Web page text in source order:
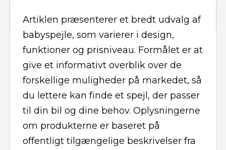
Artiklen præsenterer et bredt udvalg af
babyspejle, som varierer i design,
funktioner og prisniveau. Formålet er at
give et informativt overblik over de
forskellige muligheder på markedet, så
du lettere kan finde et spejl, der passer
til din bil og dine behov. Oplysningerne
om produkterne er baseret på
offentligt tilgængelige beskrivelser fra